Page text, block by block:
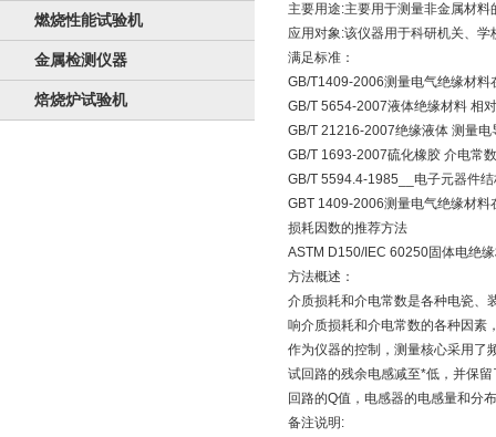
燃烧性能试验机
金属检测仪器
焙烧炉试验机
主要用途:主要用于测量非金属材
应用对象:该仪器用于科研机关、
满足标准：
GB/T1409-2006测量电气绝缘材
GB/T 5654-2007液体绝缘材料 相
GB/T 21216-2007绝缘液体 测量
GB/T 1693-2007硫化橡胶 介电常
GB/T 5594.4-1985__电子元器件
GBT 1409-2006测量电气绝缘材
损耗因数的推荐方法
ASTM D150/IEC 60250固体电绝
方法概述：
介质损耗和介电常数是各种电瓷、
响介质损耗和介电常数的各种因素
作为仪器的控制，测量核心采用了
试回路的残余电感减至*低，并保
回路的Q值，电感器的电感量和分
备注说明: